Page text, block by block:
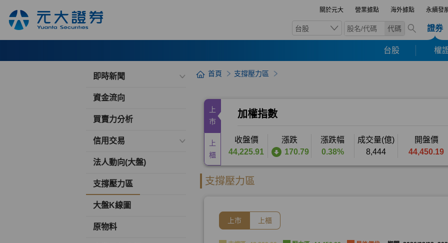
關於元大 營業據點 海外據點 永續發
台股 代碼 證券
台股 權
即時新聞
資金流向
買賣力分析
信用交易
法人動向(大盤)
支撐壓力區
大盤K線圖
原物料
首頁 支撐壓力區